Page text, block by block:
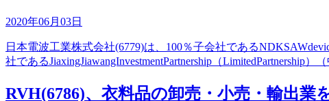
2020年06月03日
日本電波工業株式会社(6779)は、100％子会社である
社であるJiaxingJiawangInvestmentPartnership（
RVH(6786)、衣料品の卸売・小売・輸出